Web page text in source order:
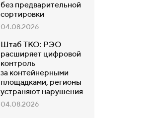
без предварительной
сортировки
04.08.2026
Штаб ТКО: РЭО
расширяет цифровой
контроль
за контейнерными
площадками, регионы
устраняют нарушения
04.08.2026